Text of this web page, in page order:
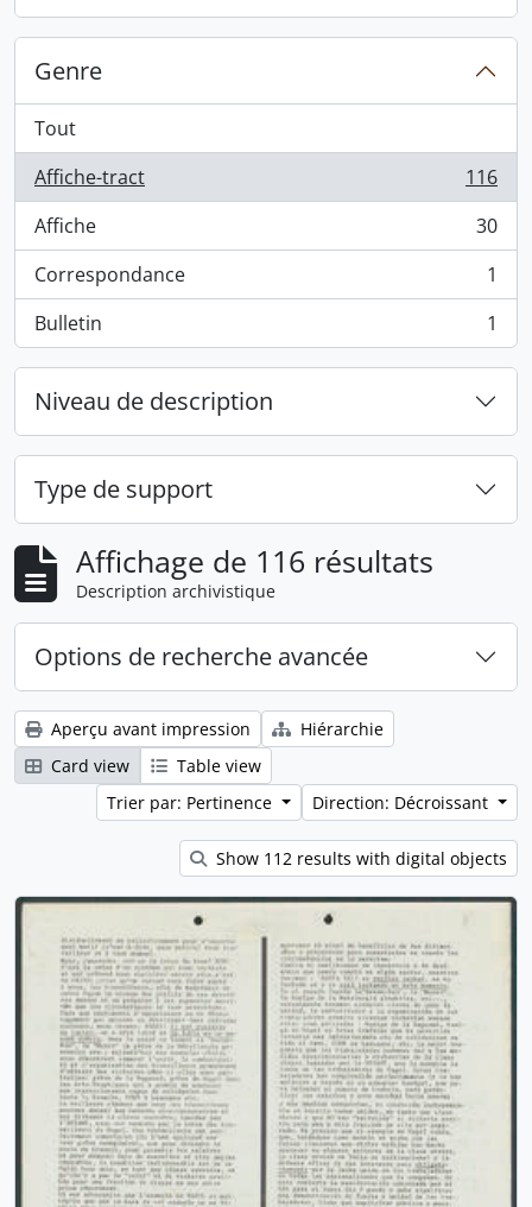
Genre
Tout
Affiche-tract
, 116 résultats
116
Affiche
, 30 résultats
30
Correspondance
, 1 résultats
1
Bulletin
, 1 résultats 1
Niveau de description
Type de support
Affichage de 116 résultats
Description archivistique
Options de recherche avancée
Aperçu avant impression
Hiérarchie
Card view
Table view
Trier par: Pertinence
Direction: Décroissant
Show 112 results with digital objects